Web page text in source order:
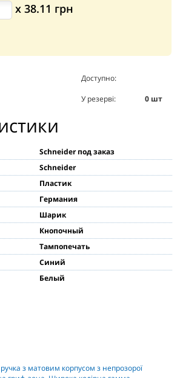
х38.11 грн
Доступно:
У резерві:
0шт
Schneider под заказ
Schneider
Пластик
Германия
Шарик
Кнопочный
Тампопечать
Синий
Белый
з матовим корпусом з непрозорої